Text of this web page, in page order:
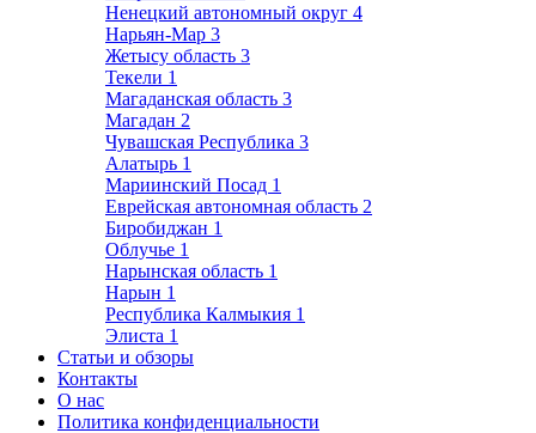
Ненецкий автономный округ 4
Нарьян-Мар 3
Жетысу область 3
Текели 1
Магаданская область 3
Магадан 2
Чувашская Республика 3
Алатырь 1
Мариинский Посад 1
Еврейская автономная область 2
Биробиджан 1
Облучье 1
Нарынская область 1
Нарын 1
Республика Калмыкия 1
Элиста 1
Статьи и обзоры
Контакты
О нас
Политика конфиденциальности